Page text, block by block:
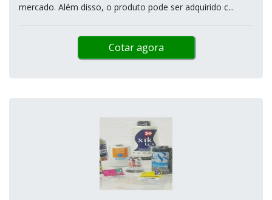
mercado. Além disso, o produto pode ser adquirido c...
Cotar agora